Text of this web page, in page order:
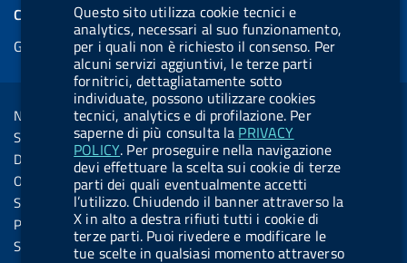
Questo sito utilizza cookie tecnici e
analytics, necessari al suo funzionamento,
per i quali non è richiesto il consenso. Per
alcuni servizi aggiuntivi, le terze parti
fornitrici, dettagliatamente sotto
individuate, possono utilizzare cookies
tecnici, analytics e di profilazione. Per
saperne di più consulta la PRIVACY
POLICY. Per proseguire nella navigazione
devi effettuare la scelta sui cookie di terze
parti dei quali eventualmente accetti
l’utilizzo. Chiudendo il banner attraverso la
X in alto a destra rifiuti tutti i cookie di
terze parti. Puoi rivedere e modificare le
tue scelte in qualsiasi momento attraverso
l
.
b
u
t
t
o
n
.
i
s
k
y
u
b
e
l
.
b
u
t
t
o
n
.
s
COOKIES
Gestione cookie
Sezione Link Utili
Note legali
Social Media Policy
Dichiarazione di accessibilità
Obiettivi di accessibilità
Statistiche sito
Privacy
Servizi Online